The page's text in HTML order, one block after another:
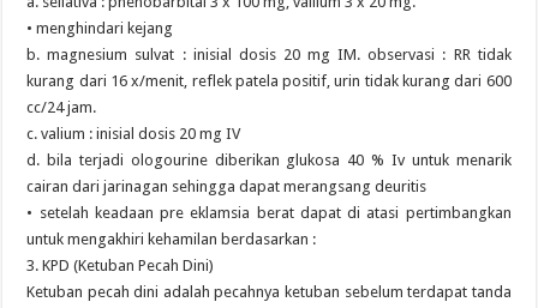
• menghindari kejang
b. magnesium sulvat : inisial dosis 20 mg IM. observasi : RR tidak
kurang dari 16 x/menit, reflek patela positif, urin tidak kurang dari 600
cc/24 jam.
c. valium : inisial dosis 20 mg IV
d. bila terjadi ologourine diberikan glukosa 40 % Iv untuk menarik
cairan dari jarinagan sehingga dapat merangsang deuritis
• setelah keadaan pre eklamsia berat dapat di atasi pertimbangkan
untuk mengakhiri kehamilan berdasarkan :
3. KPD (Ketuban Pecah Dini)
Ketuban pecah dini adalah pecahnya ketuban sebelum terdapat tanda